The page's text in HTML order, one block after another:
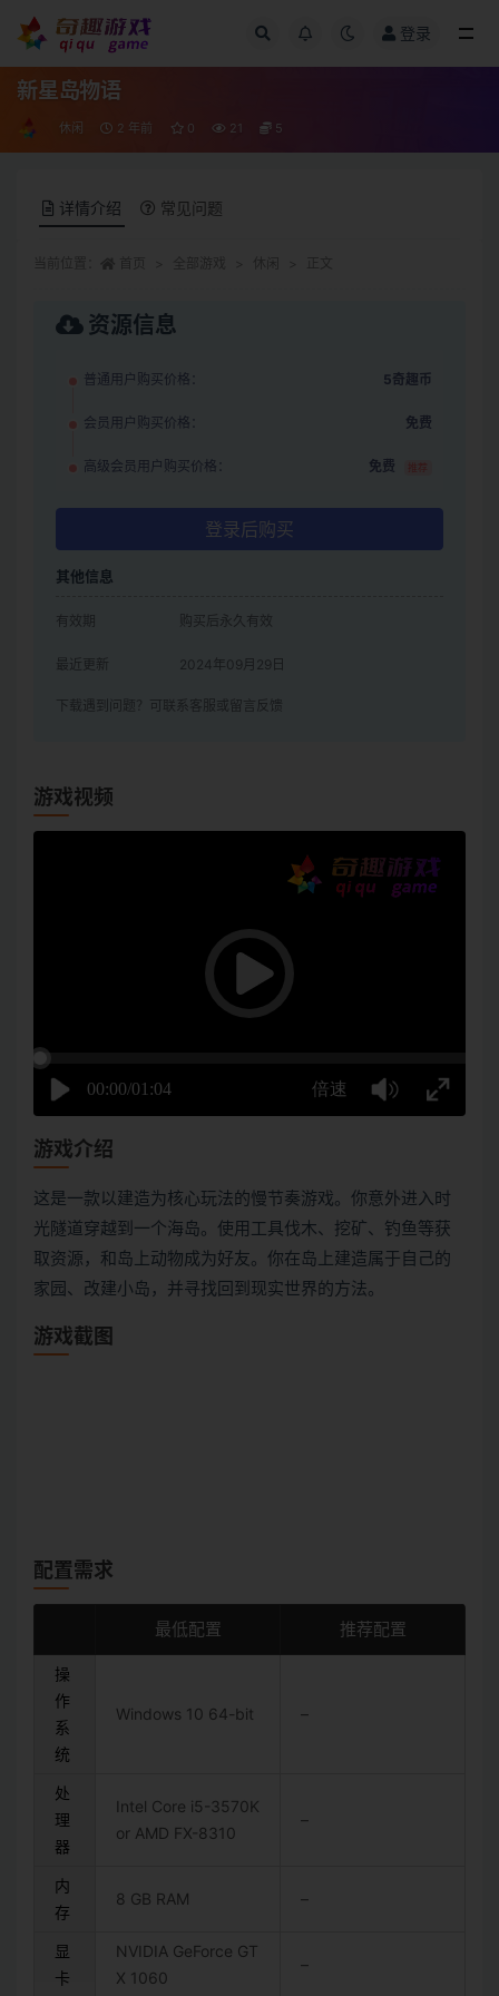
登录
新星岛物语
休闲 2 年前 0 21 5
详情介绍 常见问题
资源信息
普通用户购买价格： 5奇趣币
会员用户购买价格： 免费
高级会员用户购买价格： 免费 推荐
登录后购买
其他信息
有效期 购买后永久有效
最近更新 2024年09月29日
下载遇到问题？可联系客服或留言反馈
游戏视频
游戏介绍
这是一款以建造为核心玩法的慢节奏游戏。你意外进入时
光隧道穿越到一个海岛。使用工具伐木、挖矿、钓鱼等获
取资源，和岛上动物成为好友。你在岛上建造属于自己的
家园、改建小岛，并寻找回到现实世界的方法。
游戏截图
配置需求
最低配置 推荐配置
操
作
系
统
Windows 10 64-bit –
处
理
器
Intel Core i5-3570K
or AMD FX-8310
–
内
存
8 GB RAM –
显
卡
NVIDIA GeForce GT
X 1060
–